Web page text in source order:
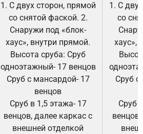
1. С двух сторон, прямой
со снятой фаской. 2.
Снаружи под «блок-
хаус», внутри прямой.
Высота сруба: Сруб
одноэтажный- 17 венцов
Сруб с мансардой- 17
венцов
Сруб в 1,5 этажа- 17
венцов, далее каркас с
внешней отделкой
1. С
со
хаус»,
Сруб с
Сруб